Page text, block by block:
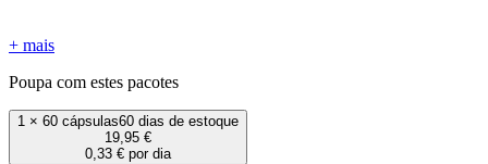
+ mais
Poupa com estes pacotes
1 × 60 cápsulas60 dias de estoque
19,95 €
0,33 € por dia